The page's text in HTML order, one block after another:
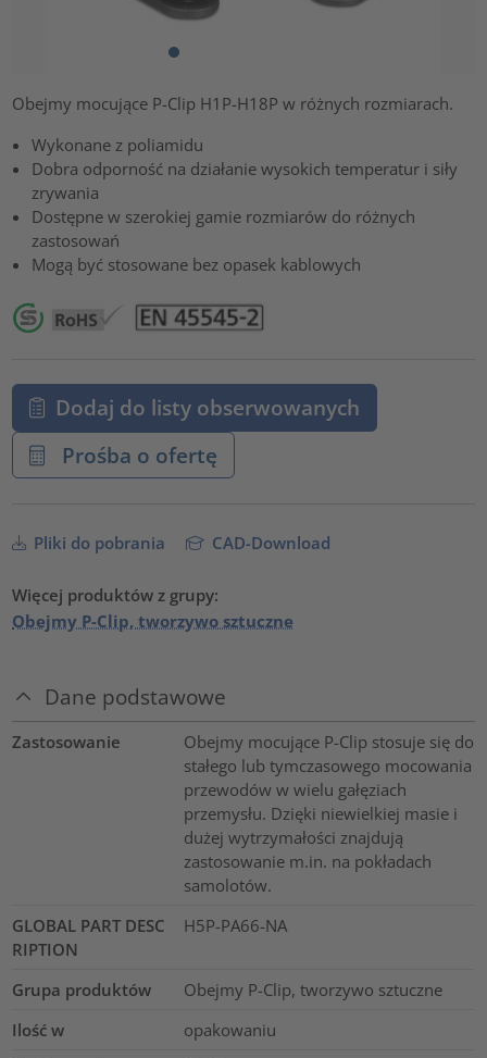
Obejmy mocujące P-Clip H1P-H18P w różnych rozmiarach.
Wykonane z poliamidu
Dobra odporność na działanie wysokich temperatur i siły
zrywania
Dostępne w szerokiej gamie rozmiarów do różnych
zastosowań
Mogą być stosowane bez opasek kablowych
Dodaj do listy obserwowanych
Prośba o ofertę
Pliki do pobrania CAD-Download
Więcej produktów z grupy:
Obejmy P-Clip, tworzywo sztuczne
Dane podstawowe
Zastosowanie
Obejmy mocujące P-Clip stosuje się do
stałego lub tymczasowego mocowania
przewodów w wielu gałęziach
przemysłu. Dzięki niewielkiej masie i
dużej wytrzymałości znajdują
zastosowanie m.in. na pokładach
samolotów.
GLOBAL PART DESC
RIPTION
H5P-PA66-NA
Grupa produktów
Obejmy P-Clip, tworzywo sztuczne
Ilość w
opakowaniu